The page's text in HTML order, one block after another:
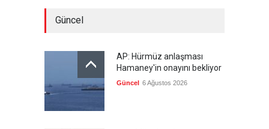
Güncel
AP: Hürmüz anlaşması
Hamaney'in onayını bekliyor
Güncel 6 Ağustos 2026